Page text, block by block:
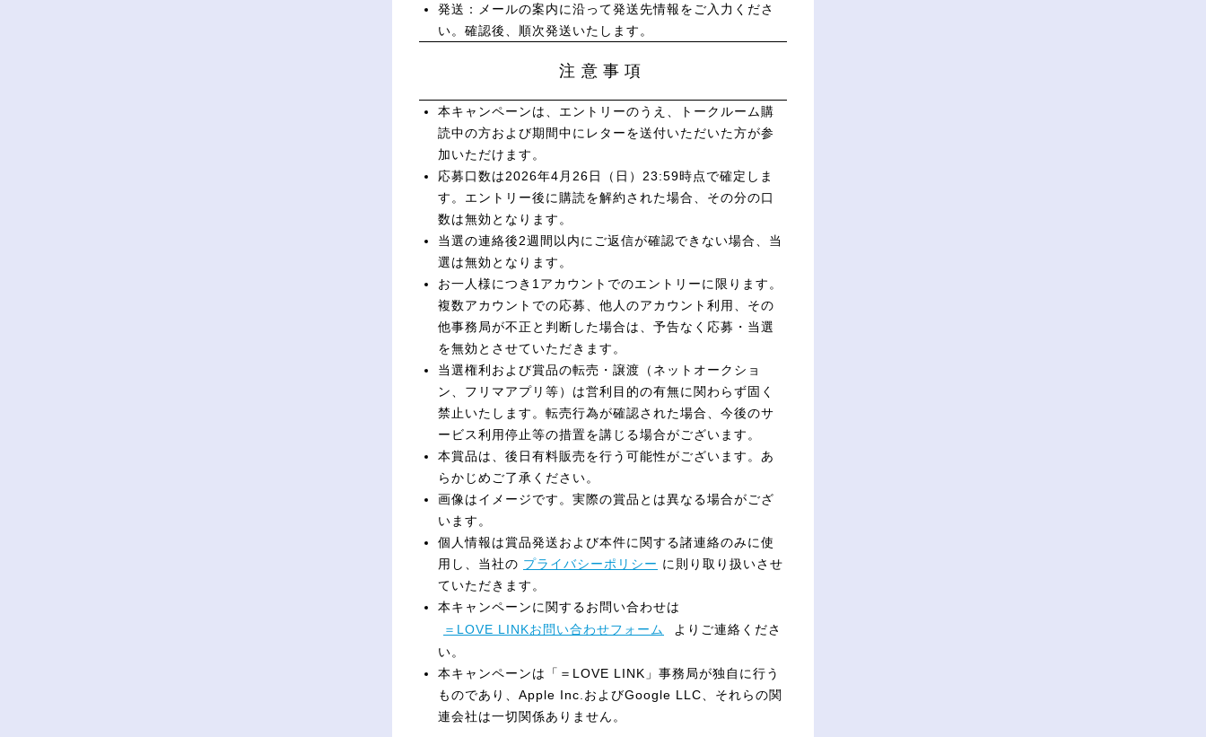
発送：メールの案内に沿って発送先情報をご入力くださ
い。確認後、順次発送いたします。
注意事項
本キャンペーンは、エントリーのうえ、トークルーム購
読中の方および期間中にレターを送付いただいた方が参
加いただけます。
応募口数は2026年4月26日（日）23:59時点で確定しま
す。エントリー後に購読を解約された場合、その分の口
数は無効となります。
当選の連絡後2週間以内にご返信が確認できない場合、当
選は無効となります。
お一人様につき1アカウントでのエントリーに限ります。
複数アカウントでの応募、他人のアカウント利用、その
他事務局が不正と判断した場合は、予告なく応募・当選
を無効とさせていただきます。
当選権利および賞品の転売・譲渡（ネットオークショ
ン、フリマアプリ等）は営利目的の有無に関わらず固く
禁止いたします。転売行為が確認された場合、今後のサ
ービス利用停止等の措置を講じる場合がございます。
本賞品は、後日有料販売を行う可能性がございます。あ
らかじめご了承ください。
画像はイメージです。実際の賞品とは異なる場合がござ
います。
個人情報は賞品発送および本件に関する諸連絡のみに使
用し、当社の プライバシーポリシー に則り取り扱いさせ
ていただきます。
本キャンペーンに関するお問い合わせは
＝LOVE LINKお問い合わせフォーム
よりご連絡くださ
い。
本キャンペーンは「＝LOVE LINK」事務局が独自に行う
ものであり、Apple Inc.およびGoogle LLC、それらの関
連会社は一切関係ありません。